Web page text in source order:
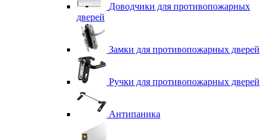
Доводчики для противопожарных
дверей
Замки для противопожарных дверей
Ручки для противопожарных дверей
Антипаника